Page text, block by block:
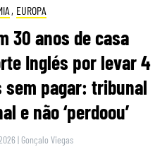
, EUROPA
30 anos de casa
Inglés por levar 4
sem pagar: tribunal
e não ‘perdoou’
| Gonçalo Viegas